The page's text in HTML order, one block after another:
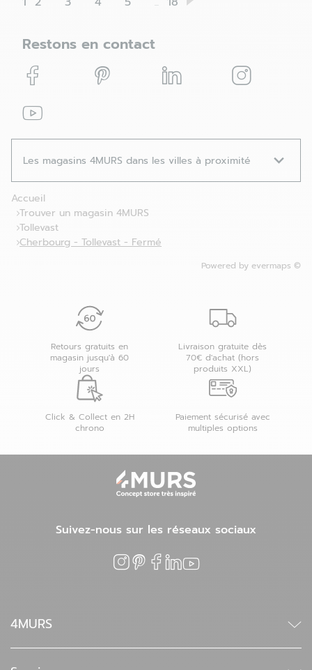
...
Restons en contact
Facebook Pinterest Linkedin Instagram
Youtube
Les magasins 4MURS dans les villes à proximité
Accueil
Trouver un magasin 4MURS
Tollevast
Cherbourg - Tollevast - Fermé
Powered by evermaps ©
Retours gratuits en
magasin jusqu'à 60
jours
Livraison gratuite dès
70€ d'achat (hors
produits XXL)
Click & Collect en 2H
chrono
Paiement sécurisé avec
multiples options
Suivez-nous sur les réseaux sociaux
4MURS
Qui sommes-nous ?
Trouver un magasin